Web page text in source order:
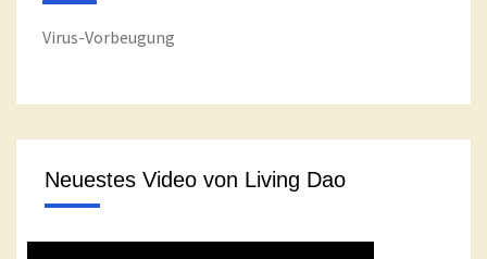
Virus-Vorbeugung
Neuestes Video von Living Dao